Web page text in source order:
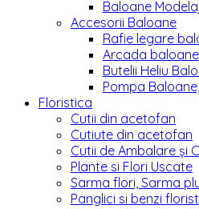
Baloane Modelaj
Accesorii Baloane
Rafie legare
Arcada baloane
Butelii Heliu
Pompa
Floristica
Cutii din acetofan
Cutiute din acetofan
Cutii de Ambalare și
Plante si Flori Uscate
Sarma flori, Sarma
Panglici si benzi